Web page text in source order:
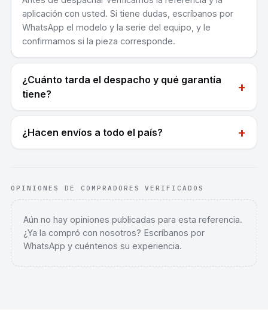
aplicación con usted. Si tiene dudas, escríbanos por
WhatsApp el modelo y la serie del equipo, y le
confirmamos si la pieza corresponde.
¿Cuánto tarda el despacho y qué garantía
tiene?
+
¿Hacen envíos a todo el país? +
OPINIONES DE COMPRADORES VERIFICADOS
Aún no hay opiniones publicadas para esta referencia.
¿Ya la compró con nosotros? Escríbanos por
WhatsApp y cuéntenos su experiencia.